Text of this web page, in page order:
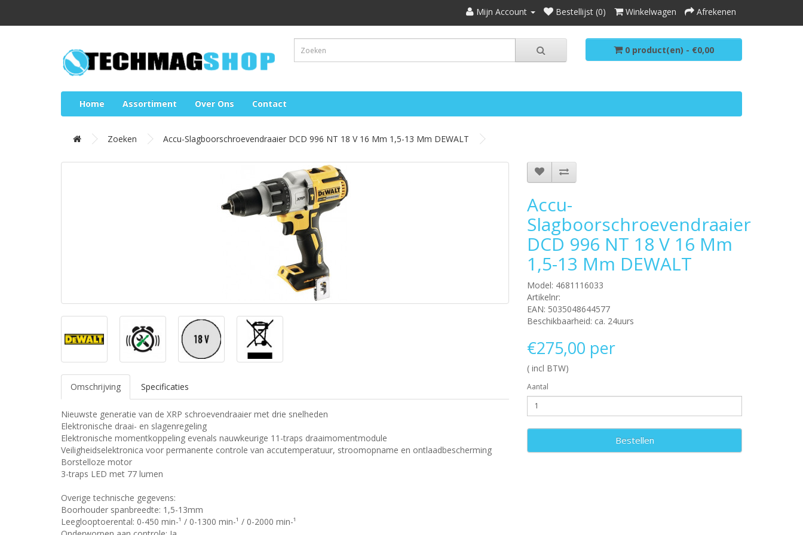
Mijn Account Bestellijst (0) Winkelwagen Afrekenen
0 product(en) - €0,00
Home Assortiment Over Ons Contact
Zoeken Accu-Slagboorschroevendraaier DCD 996 NT 18 V 16 Mm 1,5-13 Mm DEWALT
Omschrijving Specificaties
Nieuwste generatie van de XRP schroevendraaier met drie snelheden
Elektronische draai- en slagenregeling
Elektronische momentkoppeling evenals nauwkeurige 11-traps draaimomentmodule
Veiligheidselektronica voor permanente controle van accutemperatuur, stroomopname en ontlaadbescherming
Borstelloze motor
3-traps LED met 77 lumen
Overige technische gegevens:
Boorhouder spanbreedte: 1,5-13mm
Leeglooptoerental: 0-450 min-¹ / 0-1300 min-¹ / 0-2000 min-¹
Accu-
Slagboorschroevendraaier
DCD 996 NT 18 V 16 Mm
1,5-13 Mm DEWALT
Model: 4681116033
Artikelnr:
EAN: 5035048644577
Beschikbaarheid: ca. 24uurs
€275,00 per
( incl BTW)
Aantal
Bestellen